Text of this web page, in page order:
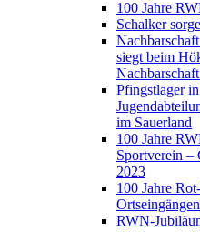
100 Jahre
Schalker
siegt beim
Pfingstlager
im Sauerland
100 Jahre
Sportverein –
2023
100 Jahre
RWN-